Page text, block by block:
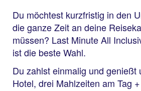
Du möchtest kurzfristig in den
die ganze Zeit an deine
müssen? Last Minute All
ist die beste Wahl.
Du zahlst einmalig und genießt
Hotel, drei Mahlzeiten am Tag